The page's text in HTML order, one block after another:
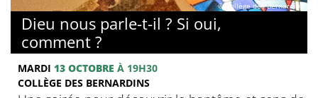
© Collège des Bernardins
Dieu nous parle-t-il ? Si oui,
comment ?
MARDI 13 OCTOBRE À 19H30
COLLÈGE DES BERNARDINS